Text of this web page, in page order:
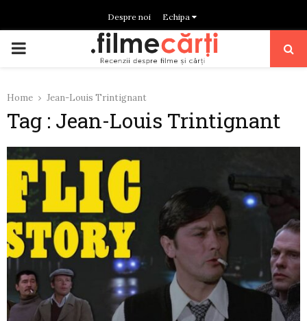
Despre noi Echipa
PRIMARY
Home Jean-Louis Trintignant
Tag : Jean-Louis Trintignant